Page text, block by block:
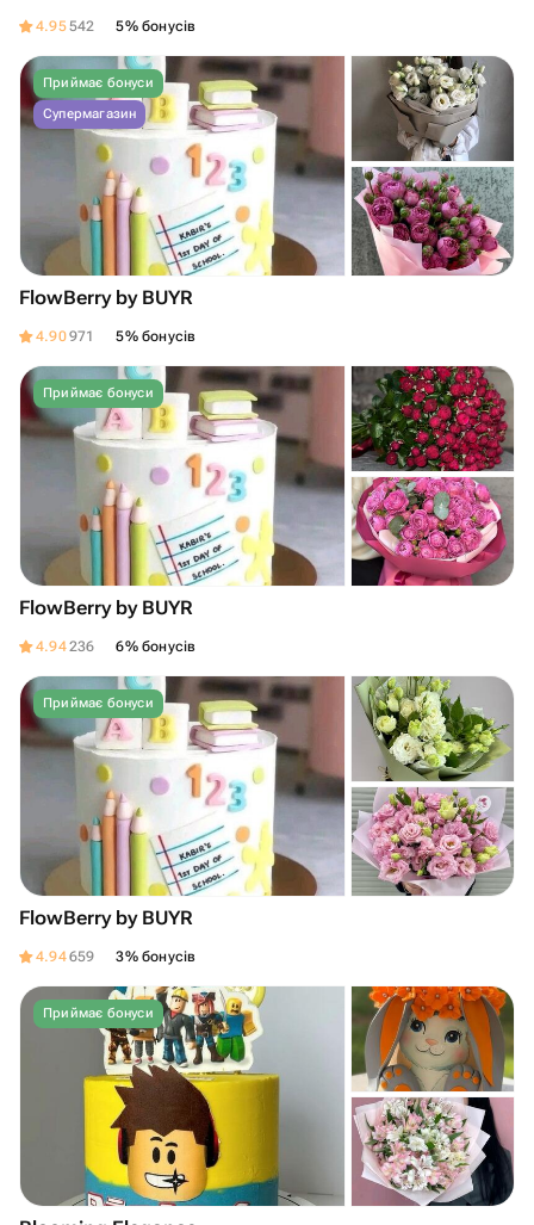
4.95542 5% бонусів
Приймає бонуси
Супермагазин
FlowBerry by BUYR
4.90971 5% бонусів
Приймає бонуси
FlowBerry by BUYR
4.94236 6% бонусів
Приймає бонуси
FlowBerry by BUYR
4.94659 3% бонусів
Приймає бонуси